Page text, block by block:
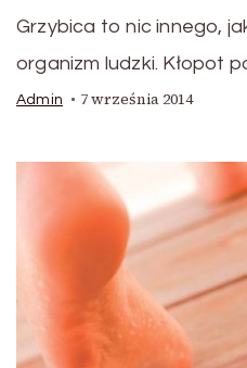
Grzybica to nic innego,
organizm ludzki. Kłopot
Admin 7 września 2014